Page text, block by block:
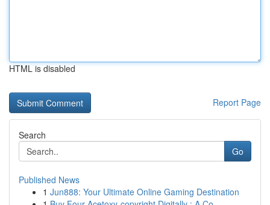
HTML is disabled
Report Page
Search
Go
Published News
1 Jun888: Your Ultimate Online Gaming Destination